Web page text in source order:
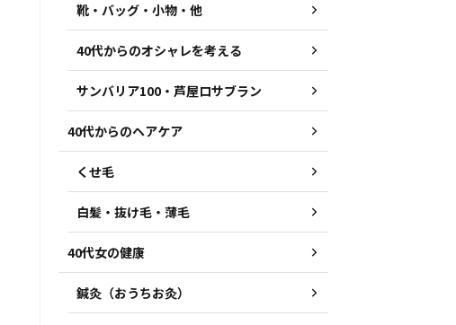
靴・バッグ・小物・他
40代からのオシャレを考える
サンバリア100・芦屋ロサブラン
40代からのヘアケア
くせ毛
白髪・抜け毛・薄毛
40代女の健康
鍼灸（おうちお灸）